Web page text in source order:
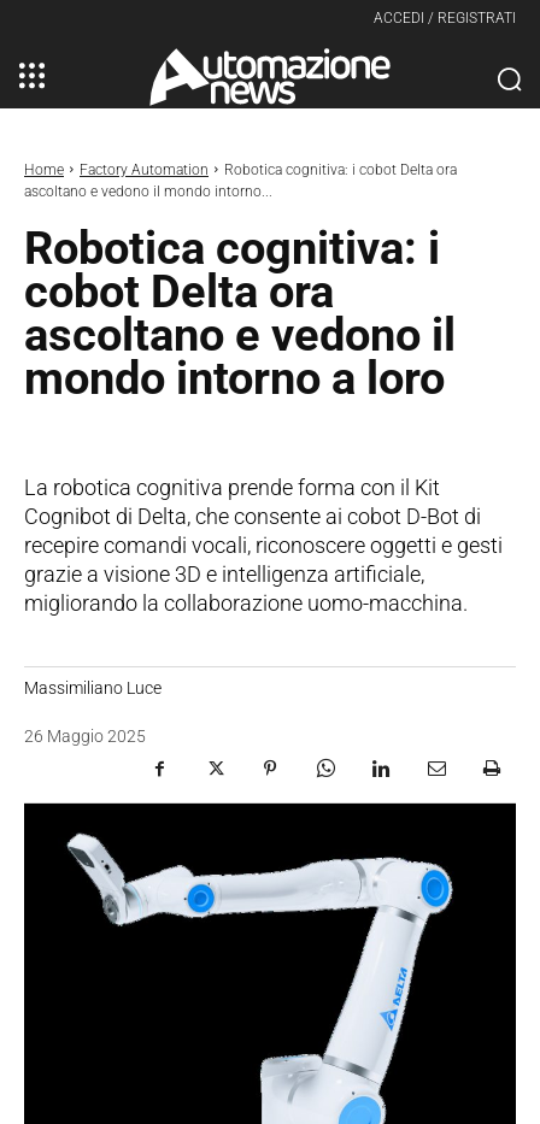
ACCEDI / REGISTRATI
Home Factory Automation
Robotica cognitiva: i cobot Delta ora
ascoltano e vedono il mondo intorno...
Robotica cognitiva: i
cobot Delta ora
ascoltano e vedono il
mondo intorno a loro
La robotica cognitiva prende forma con il Kit
Cognibot di Delta, che consente ai cobot D-Bot di
recepire comandi vocali, riconoscere oggetti e gesti
grazie a visione 3D e intelligenza artificiale,
migliorando la collaborazione uomo-macchina.
Massimiliano Luce
26 Maggio 2025